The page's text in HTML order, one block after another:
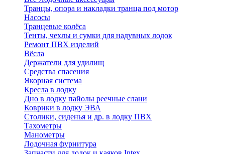
Транцы, опора и накладки транца под мотор
Насосы
Транцевые колёса
Тенты, чехлы и сумки для надувных лодок
Ремонт ПВХ изделий
Вёсла
Держатели для удилищ
Средства спасения
Якорная система
Кресла в лодку
Дно в лодку пайолы реечные слани
Коврики в лодку ЭВА
Столики, сиденья и др. в лодку ПВХ
Тахометры
Манометры
Лодочная фурнитура